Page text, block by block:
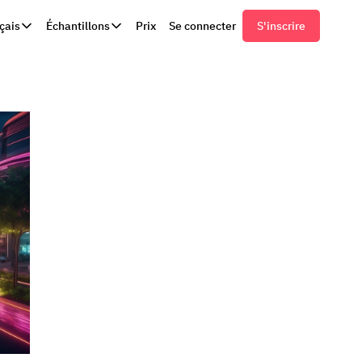
Échantillons Prix Se connecter S'inscrire